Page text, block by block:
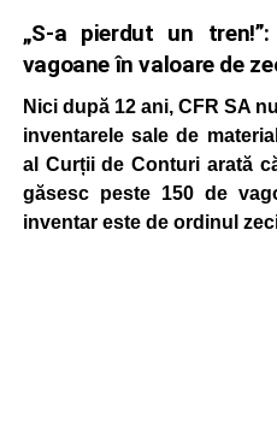
„S-a pierdut un
vagoane în valoare de
Nici după 12 ani, CFR SA
inventarele sale de
al Curții de Conturi arată
găsesc peste 150 de
inventar este de ordinul